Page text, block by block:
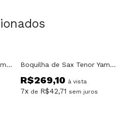
Capa de Guitarra Luxo Com Alças e Bolso Boquilha de Sax Tenor Yamaha TS7C N°7
R$269,10 à vista
7x de R$42,71 sem juros